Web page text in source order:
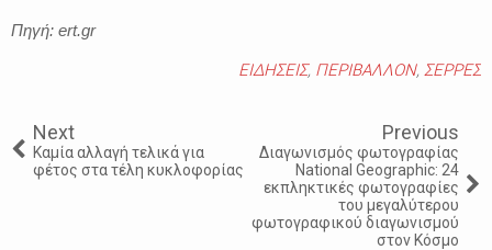
Πηγή: ert.gr
ΕΙΔΗΣΕΙΣ, ΠΕΡΙΒΑΛΛΟΝ, ΣΕΡΡΕΣ
Next
Καμία αλλαγή τελικά για
φέτος στα τέλη κυκλοφορίας
Previous
Διαγωνισμός φωτογραφίας
National Geographic: 24
εκπληκτικές φωτογραφίες
του μεγαλύτερου
φωτογραφικού διαγωνισμού
στον Κόσμο